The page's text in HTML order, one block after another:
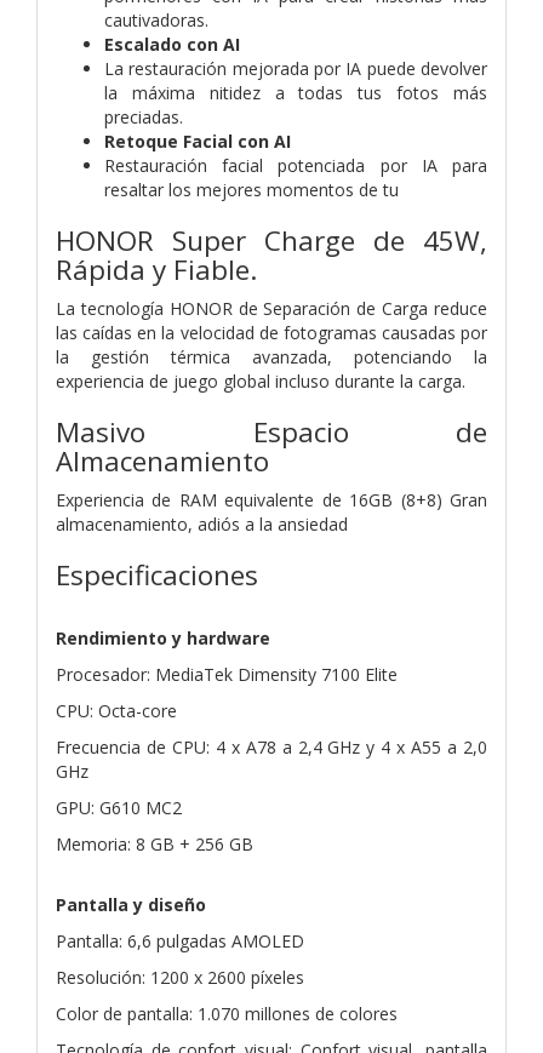
cautivadoras.
Escalado con AI
La restauración mejorada por IA puede devolver
la máxima nitidez a todas tus fotos más
preciadas.
Retoque Facial con AI
Restauración facial potenciada por IA para
resaltar los mejores momentos de tu
HONOR Super Charge de 45W,
Rápida y Fiable.
La tecnología HONOR de Separación de Carga reduce
las caídas en la velocidad de fotogramas causadas por
la gestión térmica avanzada, potenciando la
experiencia de juego global incluso durante la carga.
Masivo Espacio de
Almacenamiento
Experiencia de RAM equivalente de 16GB (8+8) Gran
almacenamiento, adiós a la ansiedad
Especificaciones
Rendimiento y hardware
Procesador: MediaTek Dimensity 7100 Elite
CPU: Octa-core
Frecuencia de CPU: 4 x A78 a 2,4 GHz y 4 x A55 a 2,0
GHz
GPU: G610 MC2
Memoria: 8 GB + 256 GB
Pantalla y diseño
Pantalla: 6,6 pulgadas AMOLED
Resolución: 1200 x 2600 píxeles
Color de pantalla: 1.070 millones de colores